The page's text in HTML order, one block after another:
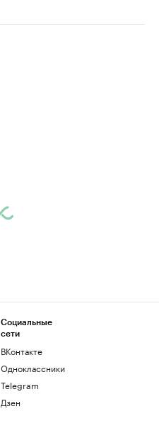
Социальные
сети
ВКонтакте
Одноклассники
Telegram
Дзен